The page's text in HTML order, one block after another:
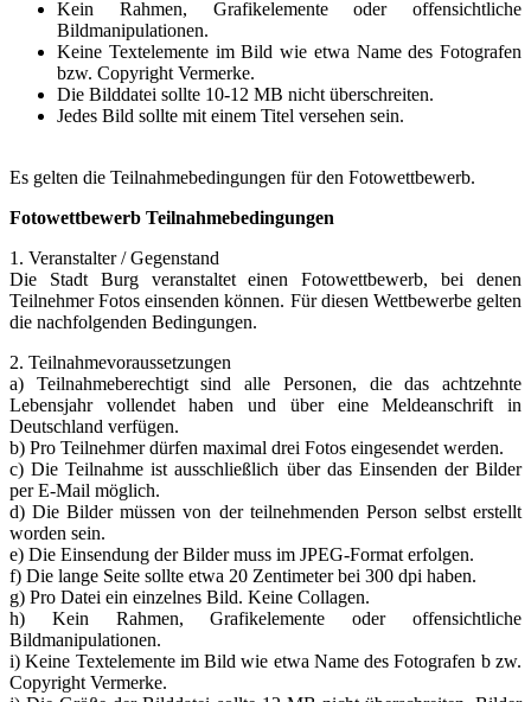
Kein Rahmen, Grafikelemente oder offensichtliche
Bildmanipulationen.
Keine Textelemente im Bild wie etwa Name des Fotografen
bzw. Copyright Vermerke.
Die Bilddatei sollte 10-12 MB nicht überschreiten.
Jedes Bild sollte mit einem Titel versehen sein.
Es gelten die Teilnahmebedingungen für den Fotowettbewerb.
Fotowettbewerb Teilnahmebedingungen
1. Veranstalter / Gegenstand
Die Stadt Burg veranstaltet einen Fotowettbewerb, bei denen
Teilnehmer Fotos einsenden können. Für diesen Wettbewerbe gelten
die nachfolgenden Bedingungen.
2. Teilnahmevoraussetzungen
a) Teilnahmeberechtigt sind alle Personen, die das achtzehnte
Lebensjahr vollendet haben und über eine Meldeanschrift in
Deutschland verfügen.
b) Pro Teilnehmer dürfen maximal drei Fotos eingesendet werden.
c) Die Teilnahme ist ausschließlich über das Einsenden der Bilder
per E-Mail möglich.
d) Die Bilder müssen von der teilnehmenden Person selbst erstellt
worden sein.
e) Die Einsendung der Bilder muss im JPEG-Format erfolgen.
f) Die lange Seite sollte etwa 20 Zentimeter bei 300 dpi haben.
g) Pro Datei ein einzelnes Bild. Keine Collagen.
h) Kein Rahmen, Grafikelemente oder offensichtliche
Bildmanipulationen.
i) Keine Textelemente im Bild wie etwa Name des Fotografen b zw.
Copyright Vermerke.